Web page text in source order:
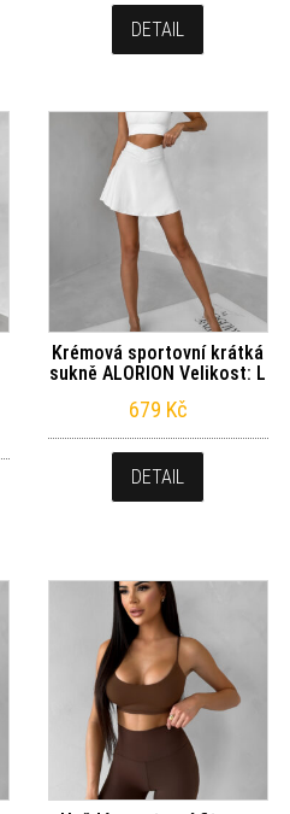
DETAIL
Krémová sportovní krátká
sukně ALORION Velikost: L
679 Kč
DETAIL